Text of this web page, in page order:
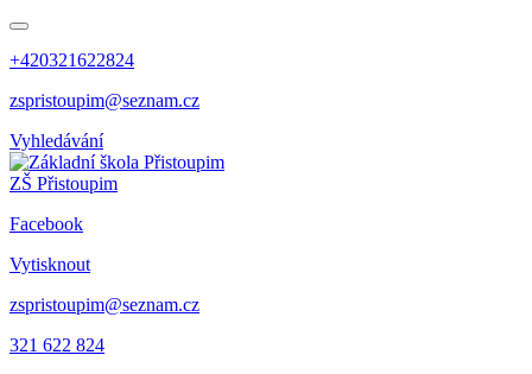
+420321622824
zspristoupim@seznam.cz
Vyhledávání
ZŠ Přistoupim
Facebook
Vytisknout
zspristoupim@seznam.cz
321 622 824